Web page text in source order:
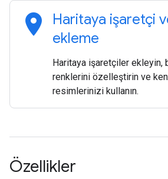
location_on
Haritaya işaretçi
ekleme
Haritaya işaretçiler ekleyin,
renklerini özelleştirin ve
resimlerinizi kullanın.
Özellikler